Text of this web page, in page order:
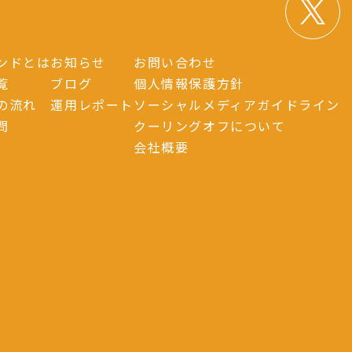
ドとは
流れ
お知らせ
ブログ
運用レポート
お問い合わせ
個人情報保護方針
ソーシャルメディアガイドライン
クーリングオフについて
会社概要